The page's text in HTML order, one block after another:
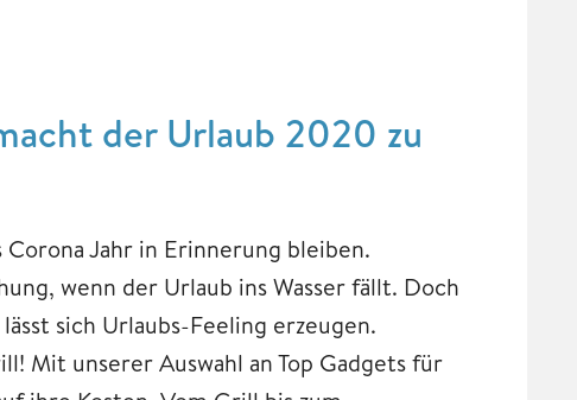
der Urlaub 2020 zu
Jahr in Erinnerung bleiben.
wenn der Urlaub ins Wasser fällt. Doch
sich Urlaubs-Feeling erzeugen.
Mit unserer Auswahl an Top Gadgets für